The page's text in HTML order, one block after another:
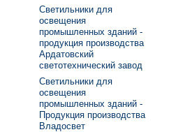
Светильники для
освещения
промышленных зданий -
продукция производства
Ардатовский
светотехнический завод
Светильники для
освещения
промышленных зданий -
Продукция производства
Владосвет